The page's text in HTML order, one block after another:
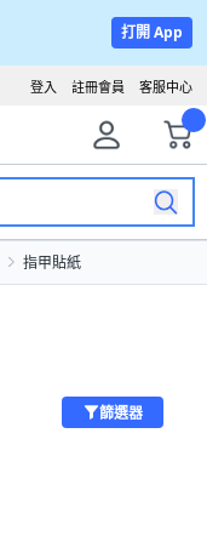
打開 App
客服中心
註冊會員
登入
指甲貼紙
篩選器